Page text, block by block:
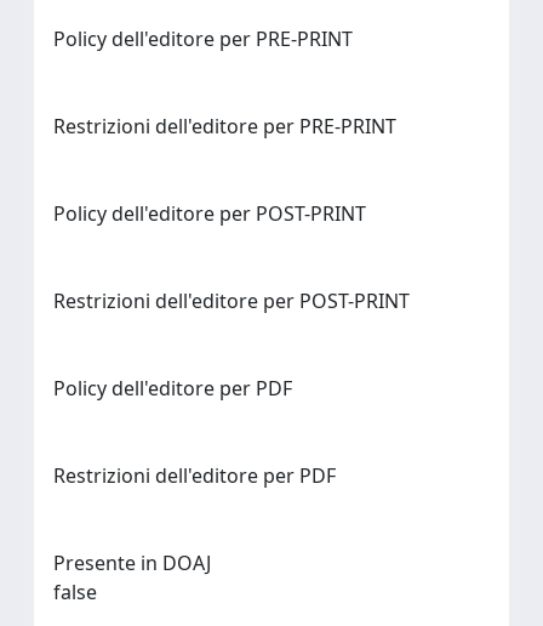
Policy dell'editore per PRE-PRINT
Restrizioni dell'editore per PRE-PRINT
Policy dell'editore per POST-PRINT
Restrizioni dell'editore per POST-PRINT
Policy dell'editore per PDF
Restrizioni dell'editore per PDF
Presente in DOAJ